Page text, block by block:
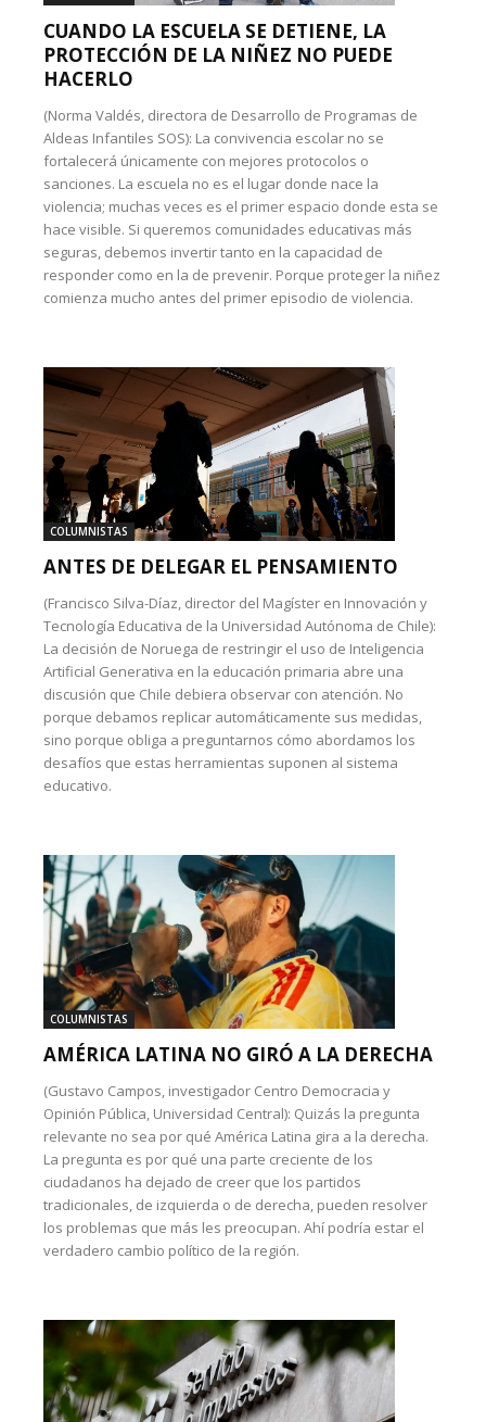
CUANDO LA ESCUELA SE DETIENE, LA
PROTECCIÓN DE LA NIÑEZ NO PUEDE
HACERLO
(Norma Valdés, directora de Desarrollo de Programas de
Aldeas Infantiles SOS): La convivencia escolar no se
fortalecerá únicamente con mejores protocolos o
sanciones. La escuela no es el lugar donde nace la
violencia; muchas veces es el primer espacio donde esta se
hace visible. Si queremos comunidades educativas más
seguras, debemos invertir tanto en la capacidad de
responder como en la de prevenir. Porque proteger la niñez
comienza mucho antes del primer episodio de violencia.
COLUMNISTAS
ANTES DE DELEGAR EL PENSAMIENTO
(Francisco Silva-Díaz, director del Magíster en Innovación y
Tecnología Educativa de la Universidad Autónoma de Chile):
La decisión de Noruega de restringir el uso de Inteligencia
Artificial Generativa en la educación primaria abre una
discusión que Chile debiera observar con atención. No
porque debamos replicar automáticamente sus medidas,
sino porque obliga a preguntarnos cómo abordamos los
desafíos que estas herramientas suponen al sistema
educativo.
COLUMNISTAS
AMÉRICA LATINA NO GIRÓ A LA DERECHA
(Gustavo Campos, investigador Centro Democracia y
Opinión Pública, Universidad Central): Quizás la pregunta
relevante no sea por qué América Latina gira a la derecha.
La pregunta es por qué una parte creciente de los
ciudadanos ha dejado de creer que los partidos
tradicionales, de izquierda o de derecha, pueden resolver
los problemas que más les preocupan. Ahí podría estar el
verdadero cambio político de la región.